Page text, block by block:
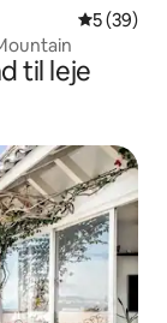
5 ud af 5 i
5 (39)
til leje